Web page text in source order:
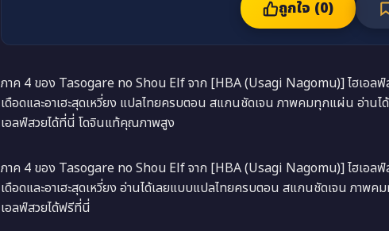
ถูกใจ (0)
ภาค 4 ของ Tasogare no Shou Elf จาก [HBA (Usagi Nagomu)] ไฮเอล
เดือดและอาเฮะสุดเหวี่ยง แปลไทยครบตอน สแกนชัดเจน ภาพคมทุกแผ่น อ่าน
เอลฟ์สวยได้ที่นี่ โดจินแท้คุณภาพสูง
ภาค 4 ของ Tasogare no Shou Elf จาก [HBA (Usagi Nagomu)] ไฮเอล
เดือดและอาเฮะสุดเหวี่ยง อ่านได้เลยแบบแปลไทยครบตอน สแกนชัดเจน ภา
เอลฟ์สวยได้ฟรีที่นี่